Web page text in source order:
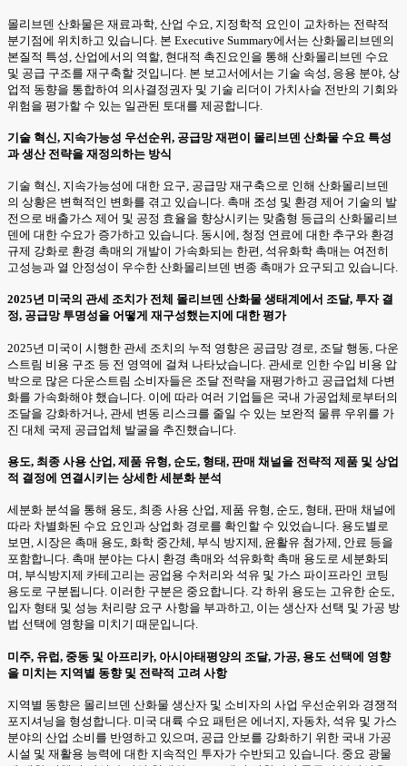
몰리브덴 산화물은 재료과학, 산업 수요, 지정학적 요인이 교차하는 전략적
분기점에 위치하고 있습니다. 본 Executive Summary에서는 산화몰리브덴의
본질적 특성, 산업에서의 역할, 현대적 촉진요인을 통해 산화몰리브덴 수요
및 공급 구조를 재구축할 것입니다. 본 보고서에서는 기술 속성, 응용 분야, 상
업적 동향을 통합하여 의사결정권자 및 기술 리더이 가치사슬 전반의 기회와
위험을 평가할 수 있는 일관된 토대를 제공합니다.
기술 혁신, 지속가능성 우선순위, 공급망 재편이 몰리브덴 산화물 수요 특성
과 생산 전략을 재정의하는 방식
기술 혁신, 지속가능성에 대한 요구, 공급망 재구축으로 인해 산화몰리브덴
의 상황은 변혁적인 변화를 겪고 있습니다. 촉매 조성 및 환경 제어 기술의 발
전으로 배출가스 제어 및 공정 효율을 향상시키는 맞춤형 등급의 산화몰리브
덴에 대한 수요가 증가하고 있습니다. 동시에, 청정 연료에 대한 추구와 환경
규제 강화로 환경 촉매의 개발이 가속화되는 한편, 석유화학 촉매는 여전히
고성능과 열 안정성이 우수한 산화몰리브덴 변종 촉매가 요구되고 있습니다.
2025년 미국의 관세 조치가 전체 몰리브덴 산화물 생태계에서 조달, 투자 결
정, 공급망 투명성을 어떻게 재구성했는지에 대한 평가
2025년 미국이 시행한 관세 조치의 누적 영향은 공급망 경로, 조달 행동, 다운
스트림 비용 구조 등 전 영역에 걸쳐 나타났습니다. 관세로 인한 수입 비용 압
박으로 많은 다운스트림 소비자들은 조달 전략을 재평가하고 공급업체 다변
화를 가속화해야 했습니다. 이에 따라 여러 기업들은 국내 가공업체로부터의
조달을 강화하거나, 관세 변동 리스크를 줄일 수 있는 보완적 물류 우위를 가
진 대체 국제 공급업체 발굴을 추진했습니다.
용도, 최종 사용 산업, 제품 유형, 순도, 형태, 판매 채널을 전략적 제품 및 상업
적 결정에 연결시키는 상세한 세분화 분석
세분화 분석을 통해 용도, 최종 사용 산업, 제품 유형, 순도, 형태, 판매 채널에
따라 차별화된 수요 요인과 상업화 경로를 확인할 수 있었습니다. 용도별로
보면, 시장은 촉매 용도, 화학 중간체, 부식 방지제, 윤활유 첨가제, 안료 등을
포함합니다. 촉매 분야는 다시 환경 촉매와 석유화학 촉매 용도로 세분화되
며, 부식방지제 카테고리는 공업용 수처리와 석유 및 가스 파이프라인 코팅
용도로 구분됩니다. 이러한 구분은 중요합니다. 각 하위 용도는 고유한 순도,
입자 형태 및 성능 처리량 요구 사항을 부과하고, 이는 생산자 선택 및 가공 방
법 선택에 영향을 미치기 때문입니다.
미주, 유럽, 중동 및 아프리카, 아시아태평양의 조달, 가공, 용도 선택에 영향
을 미치는 지역별 동향 및 전략적 고려 사항
지역별 동향은 몰리브덴 산화물 생산자 및 소비자의 사업 우선순위와 경쟁적
포지셔닝을 형성합니다. 미국 대륙 수요 패턴은 에너지, 자동차, 석유 및 가스
분야의 산업 소비를 반영하고 있으며, 공급 안보를 강화하기 위한 국내 가공
시설 및 재활용 능력에 대한 지속적인 투자가 수반되고 있습니다. 중요 광물